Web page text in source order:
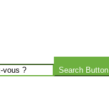
Search Button